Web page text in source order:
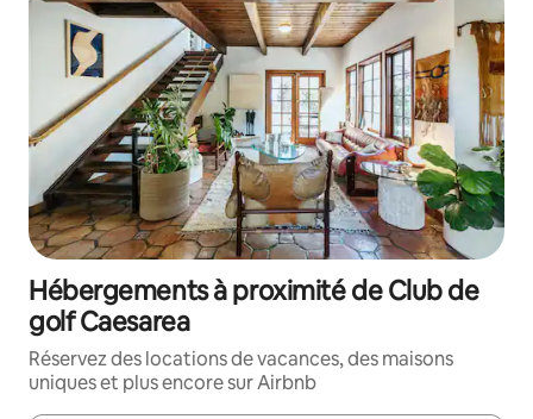
Hébergements à proximité de Club de
golf Caesarea
Réservez des locations de vacances, des maisons
uniques et plus encore sur Airbnb